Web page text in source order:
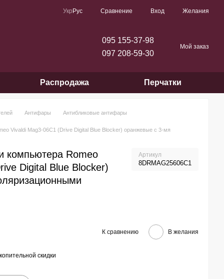
Укр Рус Сравнение Вход Желания
095 155-37-98
097 208-59-30
Мой заказ
Распродажа Перчатки
Антифары
Антибликовые антифары
Vivaldi Mag3-06С1 (Drive Digital Blue Blocker) оранжевые с 3-мя
компьютера Romeo
Digital Blue Blocker)
Артикул
8DRMAG25606C1
К сравнению В желания
скидки